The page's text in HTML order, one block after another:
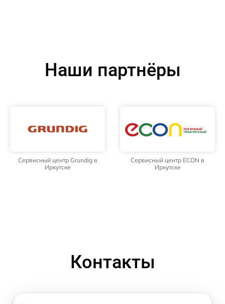
Наши партнёры
Сервисный центр Grundig в
Иркутске
Сервисный центр ECON в
Иркутске
Контакты